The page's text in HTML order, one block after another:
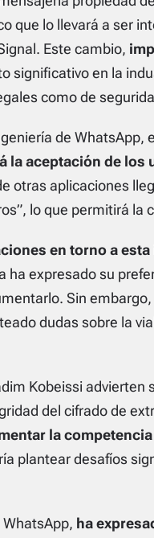
que lo llevará a ser
Este cambio,
significativo en la
como de
de WhatsApp,
la aceptación de los
otras aplicaciones
lo que permitirá
en torno a
ha expresado su
Sin
dudas sobre la
Kobeissi advierten
del cifrado de
la
plantear desafíos
ha